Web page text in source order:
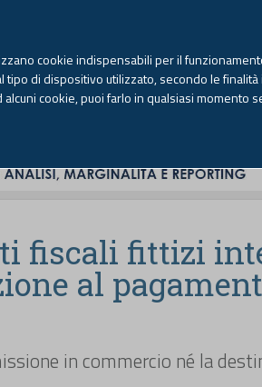
Venerdì, 7 agosto 2026 -Aggiornato
fiscali fittizi
al
in commercio né la
cookie indispensabili per il
di dispositivo utilizzato, secondo le
cookie, puoi farlo in qualsiasi momento